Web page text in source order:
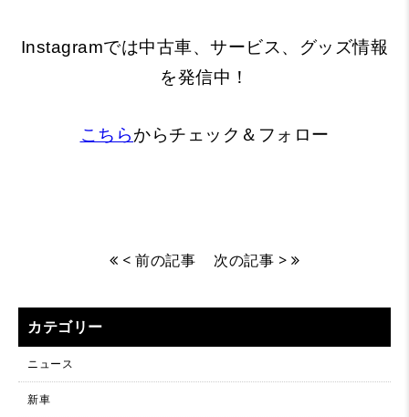
Instagramでは中古車、サービス、グッズ情報
を発信中！
こちらからチェック＆フォロー
< 前の記事 次の記事 >
カテゴリー
ニュース
新車